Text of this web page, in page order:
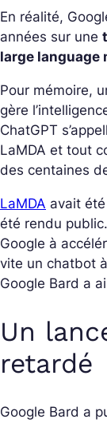
En réalité,
années sur une
large language
Pour mémoire,
gère
ChatGPT
LaMDA et tout
des centaines
LaMDA avait
été rendu
Google à
vite un chatbot
Google Bard a
Un
retardé
Google Bard a